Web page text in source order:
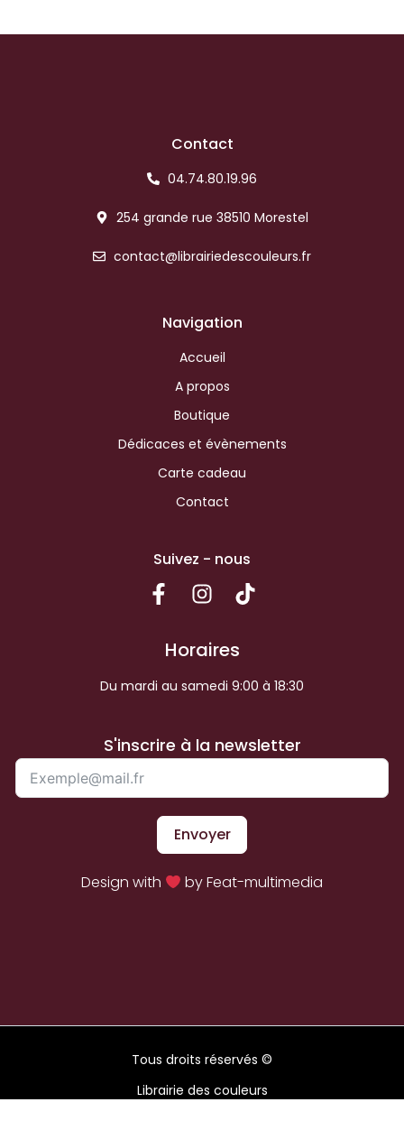
Contact
04.74.80.19.96
254 grande rue 38510 Morestel
contact@librairiedescouleurs.fr
Navigation
Accueil
A propos
Boutique
Dédicaces et évènements
Carte cadeau
Contact
Suivez - nous
Horaires
Du mardi au samedi 9:00 à 18:30
S'inscrire à la newsletter
Envoyer
Design with by Feat-multimedia
Tous droits réservés ©
Librairie des couleurs